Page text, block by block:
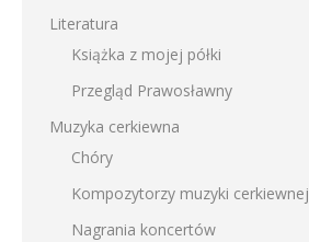
Literatura
Książka z mojej półki
Przegląd Prawosławny
Muzyka cerkiewna
Chóry
Kompozytorzy muzyki cerkiewnej
Nagrania koncertów